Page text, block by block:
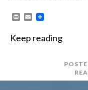
n
E
i
Keep reading